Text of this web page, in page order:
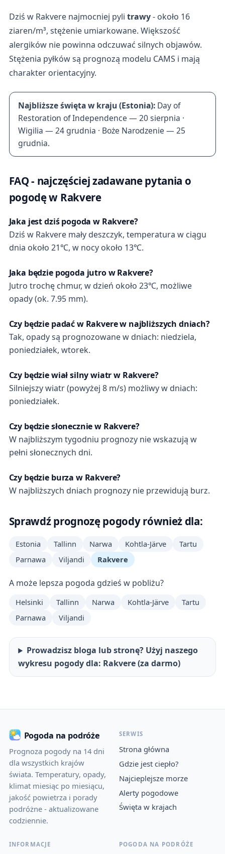
Dziś w Rakvere najmocniej pyli trawy- około 16
ziaren/m³, stężenie umiarkowane. Większość
alergików nie powinna odczuwać silnych objawów.
Stężenia pyłków są prognozą modelu CAMS i mają
charakter orientacyjny.
Najbliższe święta w kraju (Estonia): Day of
Restoration of Independence — 20 sierpnia ·
Wigilia — 24 grudnia · Boże Narodzenie — 25
grudnia.
FAQ - najczęściej zadawane pytania o
pogodę w Rakvere
Jaka jest dziś pogoda w Rakvere?
Dziś w Rakvere mały deszczyk, temperatura w ciągu
dnia około 21℃, w nocy około 13℃.
Jaka będzie pogoda jutro w Rakvere?
Jutro trochę chmur, w dzień około 23℃, możliwe
opady (ok. 7.95 mm).
Czy będzie padać w Rakvere w najbliższych dniach?
Tak, opady są prognozowane w dniach: niedziela,
poniedziałek, wtorek.
Czy będzie wiał silny wiatr w Rakvere?
Silniejszy wiatr (powyżej 8 m/s) możliwy w dniach:
poniedziałek.
Czy będzie słonecznie w Rakvere?
W najbliższym tygodniu prognozy nie wskazują w
pełni słonecznych dni.
Czy będzie burza w Rakvere?
W najbliższych dniach prognozy nie przewidują burz.
Sprawdź prognozę pogody również dla:
Estonia Tallinn Narwa Kohtla-Järve
Tartu
Parnawa
Viljandi Rakvere
A może lepsza pogoda gdzieś w pobliżu?
Helsinki Tallinn Narwa Kohtla-Järve
Tartu
Parnawa
Viljandi
Prowadzisz bloga lub stronę? Użyj naszego
wykresu pogody dla: Rakvere (za darmo)
Pogoda na podróże
Prognoza pogody na 14 dni
dla wszystkich krajów
świata. Temperatury, opady,
klimat miesiąc po miesiącu,
jakość powietrza i porady
podróżne - aktualizowane
codziennie.
SERWIS
Strona główna
Gdzie jest ciepło?
Najcieplejsze morze
Alerty pogodowe
Święta w krajach
INFORMACJE POGODA NA PODRÓŻE